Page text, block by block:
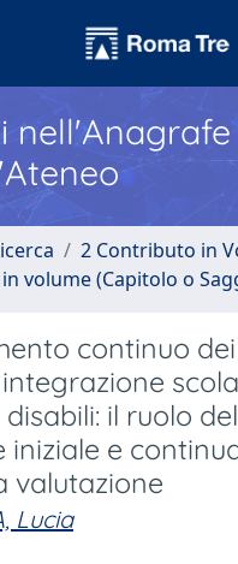
2 Contributo in
volume (Capitolo o
continuo dei
il ruolo
iniziale e
valutazione
Lucia